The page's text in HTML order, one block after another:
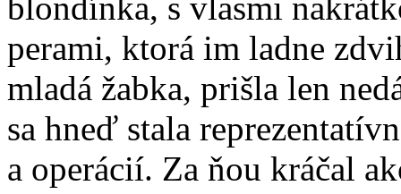
perami, ktorá im ladne
mladá žabka, prišla len
sa hneď stala
a operácií. Za ňou kráčal